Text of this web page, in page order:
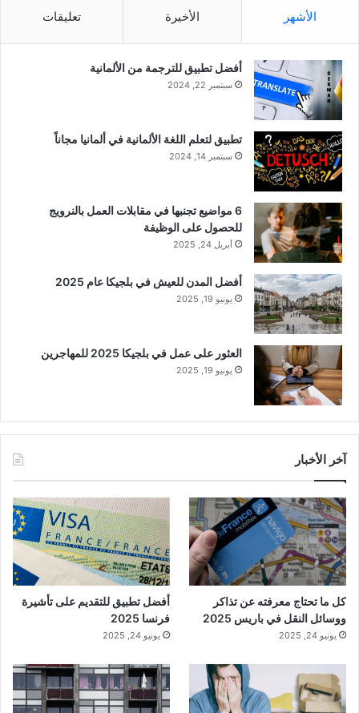
الأشهر الأخيرة تعليقات
أفضل تطبيق للترجمة من الألمانية
سبتمبر 22, 2024
تطبيق لتعلم اللغة الألمانية في ألمانيا مجاناً
سبتمبر 14, 2024
6 مواضيع تجنبها في مقابلات العمل بالنرويج
للحصول على الوظيفة
أبريل 24, 2025
أفضل المدن للعيش في بلجيكا عام 2025
يونيو 19, 2025
العثور على عمل في بلجيكا 2025 للمهاجرين
يونيو 19, 2025
آخر الأخبار
كل ما تحتاج معرفته عن تذاكر
ووسائل النقل في باريس 2025
يونيو 24, 2025
أفضل تطبيق للتقديم على تأشيرة
فرنسا 2025
يونيو 24, 2025